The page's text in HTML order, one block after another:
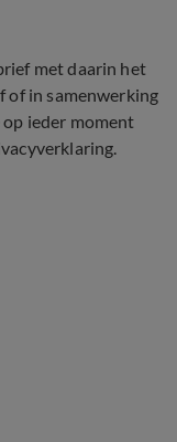
met daarin het
of in samenwerking
ieder moment
.